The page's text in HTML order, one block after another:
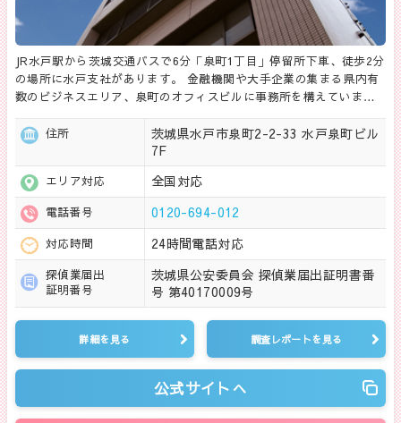
JR水戸駅から茨城交通バスで6分「泉町1丁目」停留所下車、徒歩2分
の場所に水戸支社があります。 金融機関や大手企業の集まる県内有
数のビジネスエリア、泉町のオフィスビルに事務所を構えていま…
住所
茨城県水戸市泉町2-2-33 水戸泉町ビル
7F
エリア対応 全国対応
電話番号 0120-694-012
対応時間 24時間電話対応
探偵業届出
証明番号
茨城県公安委員会 探偵業届出証明書番
号 第40170009号
詳細を見る 調査レポートを見る
公式サイトへ